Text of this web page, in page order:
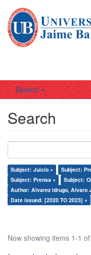
Search
Search
Subject: Juicio × Subject:
Subject: Prensa ×
Subject:
Author: Alvarez Idrugo, Alvaro
Date issued: [2020 TO 2023] ×
Now showing items 1-1 of